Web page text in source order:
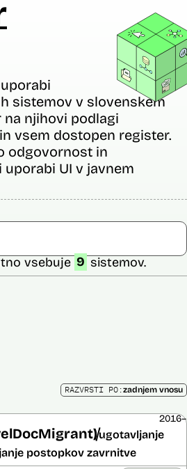
sistemov v slovenskem
njihovi podlagi
vsem dostopen register.
odgovornost in
UI v javnem
vsebuje 9 sistemov.
RAZVRSTI PO:zadnjem vnosu
ugotavljanje
postopkov zavrnitve
2016–